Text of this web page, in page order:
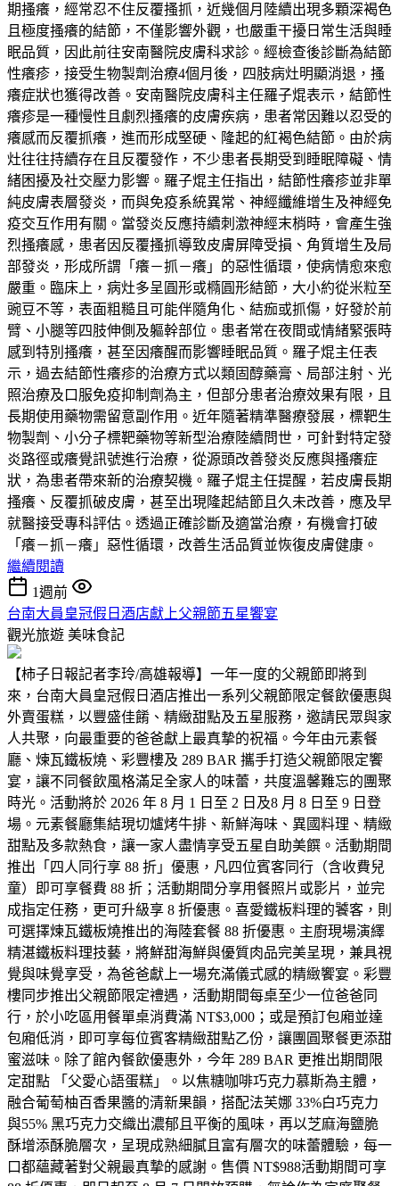
期搔癢，經常忍不住反覆搔抓，近幾個月陸續出現多顆深褐色
且極度搔癢的結節，不僅影響外觀，也嚴重干擾日常生活與睡
眠品質，因此前往安南醫院皮膚科求診。經檢查後診斷為結節
性癢疹，接受生物製劑治療4個月後，四肢病灶明顯消退，搔
癢症狀也獲得改善。安南醫院皮膚科主任羅子焜表示，結節性
癢疹是一種慢性且劇烈搔癢的皮膚疾病，患者常因難以忍受的
癢感而反覆抓癢，進而形成堅硬、隆起的紅褐色結節。由於病
灶往往持續存在且反覆發作，不少患者長期受到睡眠障礙、情
緒困擾及社交壓力影響。羅子焜主任指出，結節性癢疹並非單
純皮膚表層發炎，而與免疫系統異常、神經纖維增生及神經免
疫交互作用有關。當發炎反應持續刺激神經末梢時，會產生強
烈搔癢感，患者因反覆搔抓導致皮膚屏障受損、角質增生及局
部發炎，形成所謂「癢－抓－癢」的惡性循環，使病情愈來愈
嚴重。臨床上，病灶多呈圓形或橢圓形結節，大小約從米粒至
豌豆不等，表面粗糙且可能伴隨角化、結痂或抓傷，好發於前
臂、小腿等四肢伸側及軀幹部位。患者常在夜間或情緒緊張時
感到特別搔癢，甚至因癢醒而影響睡眠品質。羅子焜主任表
示，過去結節性癢疹的治療方式以類固醇藥膏、局部注射、光
照治療及口服免疫抑制劑為主，但部分患者治療效果有限，且
長期使用藥物需留意副作用。近年隨著精準醫療發展，標靶生
物製劑、小分子標靶藥物等新型治療陸續問世，可針對特定發
炎路徑或癢覺訊號進行治療，從源頭改善發炎反應與搔癢症
狀，為患者帶來新的治療契機。羅子焜主任提醒，若皮膚長期
搔癢、反覆抓破皮膚，甚至出現隆起結節且久未改善，應及早
就醫接受專科評估。透過正確診斷及適當治療，有機會打破
「癢－抓－癢」惡性循環，改善生活品質並恢復皮膚健康。
繼續閱讀
1週前
台南大員皇冠假日酒店獻上父親節五星饗宴
觀光旅遊 美味食記
【柿子日報記者李玲/高雄報導】一年一度的父親節即將到
來，台南大員皇冠假日酒店推出一系列父親節限定餐飲優惠與
外賣蛋糕，以豐盛佳餚、精緻甜點及五星服務，邀請民眾與家
人共聚，向最重要的爸爸獻上最真摯的祝福。今年由元素餐
廳、煉瓦鐵板燒、彩豐樓及 289 BAR 攜手打造父親節限定饗
宴，讓不同餐飲風格滿足全家人的味蕾，共度溫馨難忘的團聚
時光。活動將於 2026 年 8 月 1 日至 2 日及8 月 8 日至 9 日登
場。元素餐廳集結現切爐烤牛排、新鮮海味、異國料理、精緻
甜點及多款熱食，讓一家人盡情享受五星自助美饌。活動期間
推出「四人同行享 88 折」優惠，凡四位賓客同行（含收費兒
童）即可享餐費 88 折；活動期間分享用餐照片或影片，並完
成指定任務，更可升級享 8 折優惠。喜愛鐵板料理的饕客，則
可選擇煉瓦鐵板燒推出的海陸套餐 88 折優惠。主廚現場演繹
精湛鐵板料理技藝，將鮮甜海鮮與優質肉品完美呈現，兼具視
覺與味覺享受，為爸爸獻上一場充滿儀式感的精緻饗宴。彩豐
樓同步推出父親節限定禮遇，活動期間每桌至少一位爸爸同
行，於小吃區用餐單桌消費滿 NT$3,000；或是預訂包廂並達
包廂低消，即可享每位賓客精緻甜點乙份，讓團圓聚餐更添甜
蜜滋味。除了館內餐飲優惠外，今年 289 BAR 更推出期間限
定甜點 「父愛心語蛋糕」。以焦糖咖啡巧克力慕斯為主體，
融合葡萄柚百香果醬的清新果韻，搭配法芙娜 33%白巧克力
與55% 黑巧克力交織出濃郁且平衡的風味，再以芝麻海鹽脆
酥增添酥脆層次，呈現成熟細膩且富有層次的味蕾體驗，每一
口都蘊藏著對父親最真摯的感謝。售價 NT$988活動期間可享